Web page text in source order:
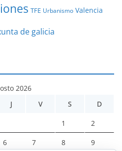
TFE Urbanismo Valencia
de galicia
2026
J V S D
1 2
6 7 8 9